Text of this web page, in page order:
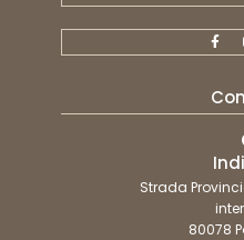
Strada
80078